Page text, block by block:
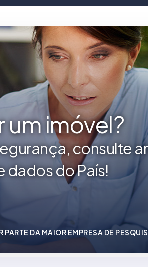
um imóvel?
consulte
dados do País!
PARTE DA MAIOR EMPRESA DE